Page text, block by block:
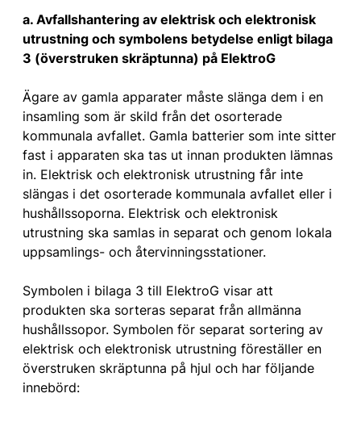
a. Avfallshantering av elektrisk och elektronisk
utrustning och symbolens betydelse enligt bilaga
3 (överstruken skräptunna) på ElektroG
Ägare av gamla apparater måste slänga dem i en
insamling som är skild från det osorterade
kommunala avfallet. Gamla batterier som inte sitter
fast i apparaten ska tas ut innan produkten lämnas
in. Elektrisk och elektronisk utrustning får inte
slängas i det osorterade kommunala avfallet eller i
hushållssoporna. Elektrisk och elektronisk
utrustning ska samlas in separat och genom lokala
uppsamlings- och återvinningsstationer.
Symbolen i bilaga 3 till ElektroG visar att
produkten ska sorteras separat från allmänna
hushållssopor. Symbolen för separat sortering av
elektrisk och elektronisk utrustning föreställer en
överstruken skräptunna på hjul och har följande
innebörd: